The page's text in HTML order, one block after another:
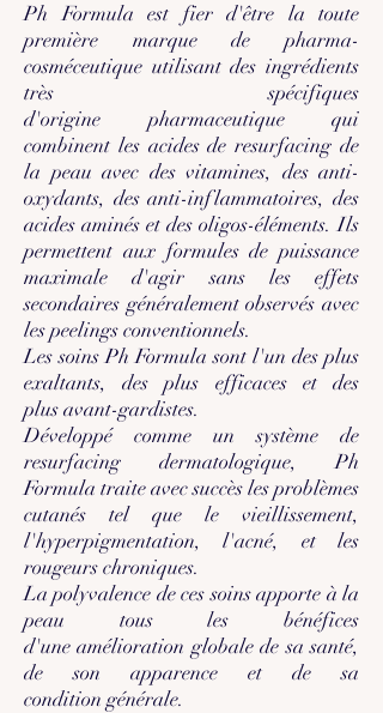
Ph Formula est fier d'être la toute
première marque de pharma-
cosméceutique utilisant des ingrédients
très spécifiques
d'origine pharmaceutique qui
combinent les acides de resurfacing de
la peau avec des vitamines, des anti-
oxydants, des anti-inflammatoires, des
acides aminés et des oligos-éléments. Ils
permettent aux formules de puissance
maximale d'agir sans les effets
secondaires généralement observés avec
les peelings conventionnels.
Les soins Ph Formula sont l'un des plus
exaltants, des plus efficaces et des
plus avant-gardistes.
Développé comme un système de
resurfacing dermatologique, Ph
Formula traite avec succès les problèmes
cutanés tel que le vieillissement,
l'hyperpigmentation, l'acné, et les
rougeurs chroniques.
La polyvalence de ces soins apporte à la
peau tous les bénéfices
d'une amélioration globale de sa santé,
de son apparence et de sa
condition générale.